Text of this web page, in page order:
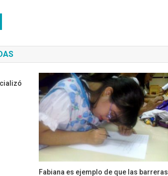
Fabiana es ejemplo de que las barreras